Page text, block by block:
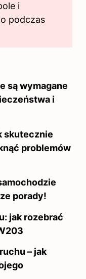
i
podczas
są wymagane
i
skutecznie
problemów
porady!
jak rozebrać
– jak